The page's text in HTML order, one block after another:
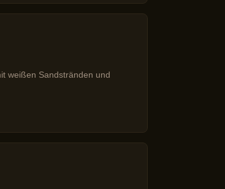
weißen Sandstränden und